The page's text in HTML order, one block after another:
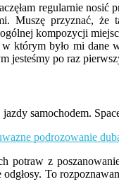
regularnie nosić
Muszę przyznać, że
kompozycji
było mi dane
po raz
samochodem.
z
To